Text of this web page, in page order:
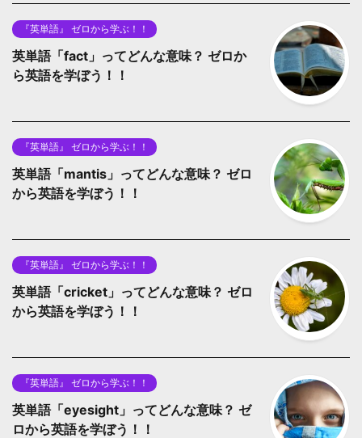
『英単語』 ゼロから学ぶ！！
英単語「fact」ってどんな意味？ ゼロか
ら英語を学ぼう！！
『英単語』 ゼロから学ぶ！！
英単語「mantis」ってどんな意味？ ゼロ
から英語を学ぼう！！
『英単語』 ゼロから学ぶ！！
英単語「cricket」ってどんな意味？ ゼロ
から英語を学ぼう！！
『英単語』 ゼロから学ぶ！！
英単語「eyesight」ってどんな意味？ ゼ
ロから英語を学ぼう！！